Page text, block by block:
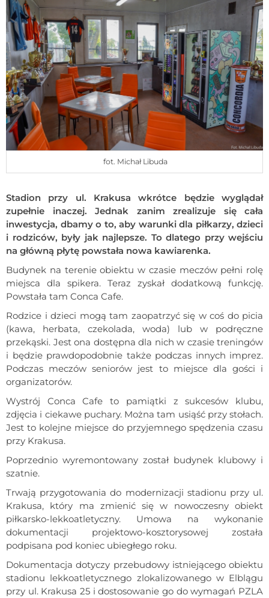
fot. Michał Libuda
Stadion przy ul. Krakusa wkrótce będzie wyglądał
zupełnie inaczej. Jednak zanim zrealizuje się cała
inwestycja, dbamy o to, aby warunki dla piłkarzy, dzieci
i rodziców, były jak najlepsze. To dlatego przy wejściu
na główną płytę powstała nowa kawiarenka.
Budynek na terenie obiektu w czasie meczów pełni rolę
miejsca dla spikera. Teraz zyskał dodatkową funkcję.
Powstała tam Conca Cafe.
Rodzice i dzieci mogą tam zaopatrzyć się w coś do picia
(kawa, herbata, czekolada, woda) lub w podręczne
przekąski. Jest ona dostępna dla nich w czasie treningów
i będzie prawdopodobnie także podczas innych imprez.
Podczas meczów seniorów jest to miejsce dla gości i
organizatorów.
Wystrój Conca Cafe to pamiątki z sukcesów klubu,
zdjęcia i ciekawe puchary. Można tam usiąść przy stołach.
Jest to kolejne miejsce do przyjemnego spędzenia czasu
przy Krakusa.
Poprzednio wyremontowany został budynek klubowy i
szatnie.
Trwają przygotowania do modernizacji stadionu przy ul.
Krakusa, który ma zmienić się w nowoczesny obiekt
piłkarsko-lekkoatletyczny. Umowa na wykonanie
dokumentacji projektowo-kosztorysowej została
podpisana pod koniec ubiegłego roku.
Dokumentacja dotyczy przebudowy istniejącego obiektu
stadionu lekkoatletycznego zlokalizowanego w Elblągu
przy ul. Krakusa 25 i dostosowanie go do wymagań PZLA